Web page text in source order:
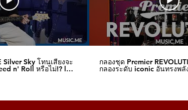
Silver Sky โทนเสียงจะ
n' Roll หรือไม่!? l
กลองชุด Premier
กลองระดับ iconic อันทรงพลั